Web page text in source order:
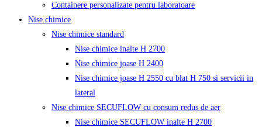
Containere personalizate pentru laboratoare
Nise chimice
Nise chimice standard
Nise chimice inalte H 2700
Nise chimice joase H 2400
Nise chimice joase H 2550 cu blat H 750 si servicii in
lateral
Nise chimice SECUFLOW cu consum redus de aer
Nise chimice SECUFLOW inalte H 2700